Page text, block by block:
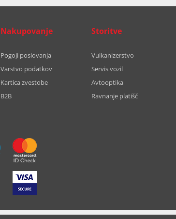
Nakupovanje
Pogoji poslovanja
Varstvo podatkov
Kartica zvestobe
B2B
Storitve
Vulkanizerstvo
Servis vozil
Avtooptika
Ravnanje platišč